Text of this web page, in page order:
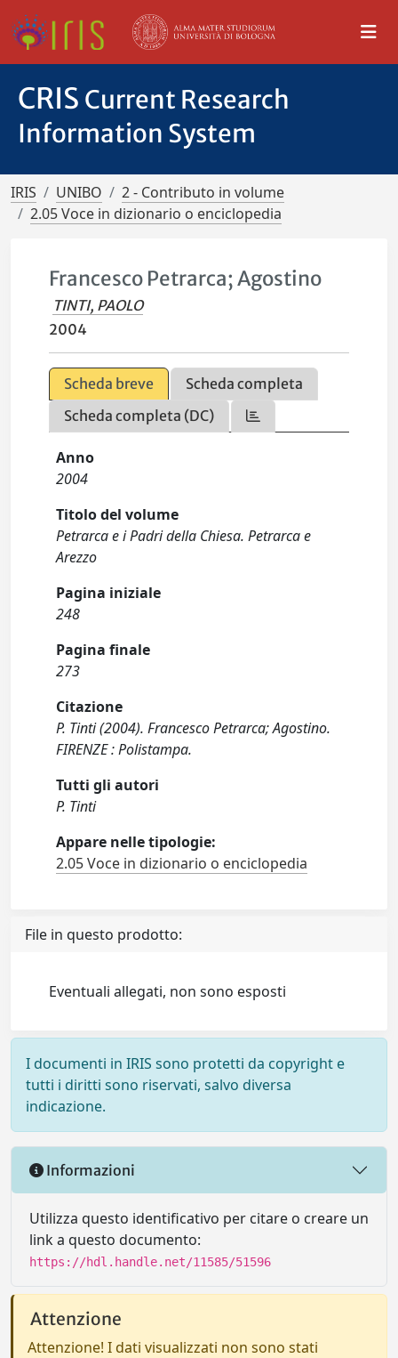
CRIS Current Research
Information System
IRIS UNIBO
2 - Contributo in volume
2.05 Voce in dizionario o enciclopedia
Francesco Petrarca; Agostino
TINTI, PAOLO
2004
Scheda breve
Scheda completa
Scheda completa (DC)
Anno
2004
Titolo del volume
Petrarca e i Padri della Chiesa. Petrarca e
Arezzo
Pagina iniziale
248
Pagina finale
273
Citazione
P. Tinti (2004). Francesco Petrarca; Agostino.
FIRENZE : Polistampa.
Tutti gli autori
P. Tinti
Appare nelle tipologie:
2.05 Voce in dizionario o enciclopedia
File in questo prodotto:
Eventuali allegati, non sono esposti
I documenti in IRIS sono protetti da copyright e
tutti i diritti sono riservati, salvo diversa
indicazione.
Informazioni
Utilizza questo identificativo per citare o creare un
link a questo documento:
https://hdl.handle.net/11585/51596
Attenzione
Attenzione! I dati visualizzati non sono stati